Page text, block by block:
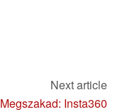
Next article
Megszakad: Insta360